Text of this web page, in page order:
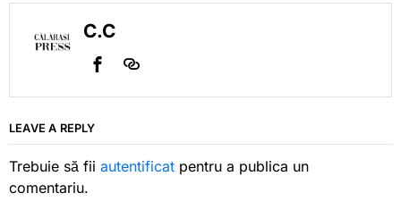
C.C
LEAVE A REPLY
Trebuie să fii autentificat pentru a publica un
comentariu.